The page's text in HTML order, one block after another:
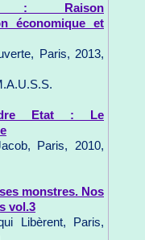
: Raison
économique et
Paris, 2013,
Etat : Le
Paris, 2010,
monstres. Nos
vol.3
Libèrent, Paris,